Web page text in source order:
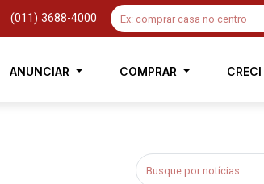
(011) 3688-4000
ANUNCIAR COMPRAR CRECI